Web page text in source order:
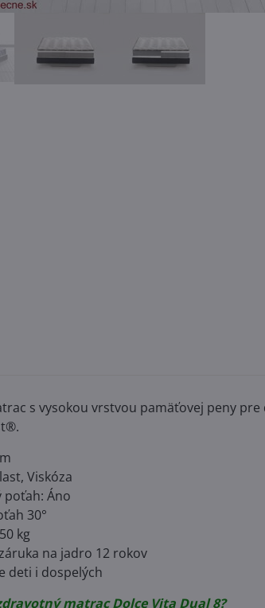
s vysokou vrstvou pamäťovej peny
Viskóza
poťah: Áno
30°
kg
na jadro 12 rokov
deti i dospelých
matrac Dolce Vita Dual 8?